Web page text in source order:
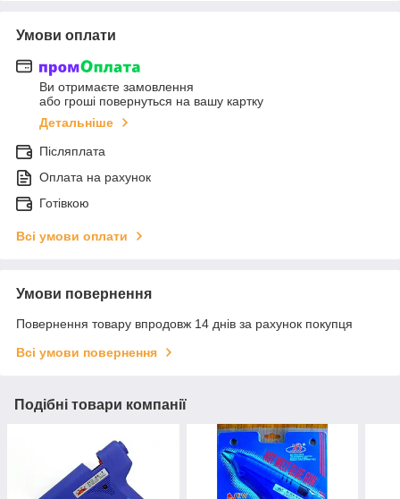
Умови оплати
Ви отримаєте замовлення
або гроші повернуться на вашу картку
Детальніше
Післяплата
Оплата на рахунок
Готівкою
Всі умови оплати
Умови повернення
Повернення товару впродовж 14 днів за рахунок покупця
Всі умови повернення
Подібні товари компанії